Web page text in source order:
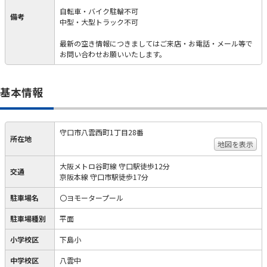
備考
自転車・バイク駐輪不可
中型・大型トラック不可
最新の空き情報につきましてはご来店・お電話・メール等で
お問い合わせお願いいたします。
基本情報
所在地
守口市八雲西町1丁目28番
地図を表示
交通
大阪メトロ谷町線 守口駅徒歩12分
京阪本線 守口市駅徒歩17分
駐車場名 〇ヨモータープール
駐車場種別 平面
小学校区 下島小
中学校区 八雲中